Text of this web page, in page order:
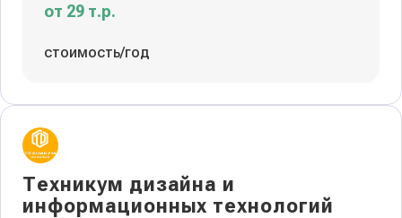
от 29 т.р.
стоимость/год
Техникум дизайна и
информационных технологий